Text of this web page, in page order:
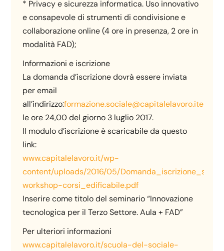
* Privacy e sicurezza informatica. Uso innovativo
e consapevole di strumenti di condivisione e
collaborazione online (4 ore in presenza, 2 ore in
modalità FAD);
Informazioni e iscrizione
La domanda d’iscrizione dovrà essere inviata
per email
all’indirizzo:formazione.sociale@capitalelavoro.itentro
le ore 24,00 del giorno 3 luglio 2017.
Il modulo d’iscrizione è scaricabile da questo
link:
www.capitalelavoro.it/wp-
content/uploads/2016/05/
workshop-corsi_edificabile.pdf
Inserire come titolo del seminario “Innovazione
tecnologica per il Terzo Settore. Aula + FAD”
Per ulteriori informazioni
www.capitalelavoro.it/scuola-del-sociale-